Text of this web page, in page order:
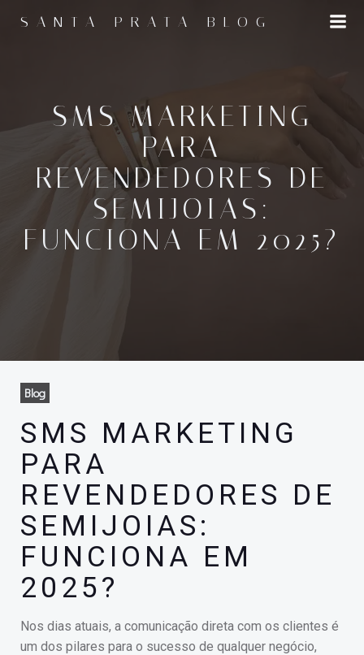
para
SANTA PRATA BLOG
SMS MARKETING
PARA
REVENDEDORES DE
SEMIJOIAS:
FUNCIONA EM 2025?
Blog
SMS MARKETING
PARA
REVENDEDORES DE
SEMIJOIAS:
FUNCIONA EM
2025?
Nos dias atuais, a comunicação direta com os clientes é
um dos pilares para o sucesso de qualquer negócio,